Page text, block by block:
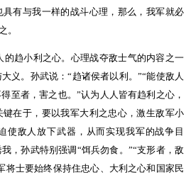
有与我一样的战斗心理，那么，我军就必
。
的趋小利之心。心理战夺敌士气的内容之一
义。孙武说：“趋诸侯者以利。”“能使敌人
至者，害之也。”认为人人皆有趋利之心，
在于，要以我军大利之忠心，激生敌军小
使敌人放下武器，从而实现我军的战争目
，孙武特别强调“饵兵勿食。”“支形者，敌
将士要始终保持住忠心、大利之心和国家民